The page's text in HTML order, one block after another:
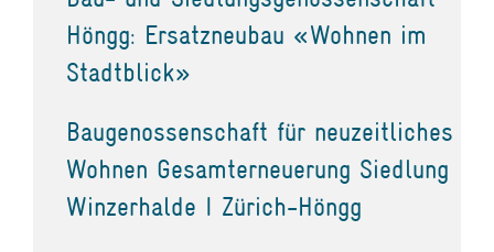
Höngg: Ersatzneubau «Wohnen im
Stadtblick»
Baugenossenschaft für neuzeitliches
Wohnen Gesamterneuerung Siedlung
Winzerhalde I Zürich-Höngg